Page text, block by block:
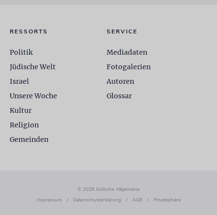
RESSORTS
Politik
Jüdische Welt
Israel
Unsere Woche
Kultur
Religion
Gemeinden
SERVICE
Mediadaten
Fotogalerien
Autoren
Glossar
© 2026 Jüdische Allgemeine
Impressum
/ Datenschutzerklärung / AGB / Privatsphäre